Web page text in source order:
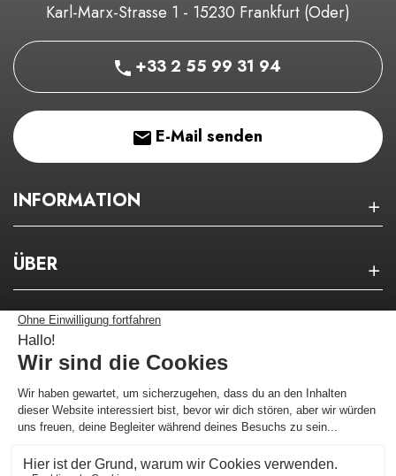
Karl-Marx-Strasse 1 - 15230 Frankfurt (Oder)
+33 2 55 99 31 94
E-Mail senden
INFORMATION
ÜBER
NEWSLETTER
Bleiben Sie über unsere guten Pläne auf dem
Laufenden!
Ich melde mich an !